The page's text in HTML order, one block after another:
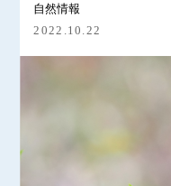
自然情報
2022.10.22